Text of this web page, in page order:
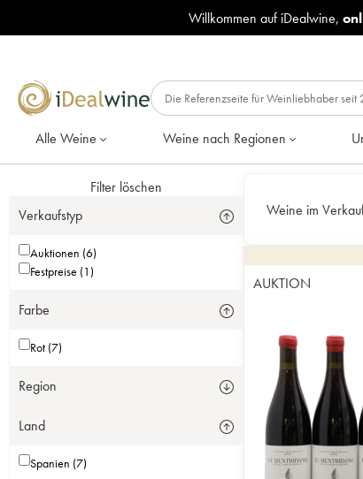
Willkommen auf iDealwine,
Alle Weine Weine nach Regionen
Filter löschen
Verkaufstyp
Auktionen (6)
Festpreise (1)
Farbe
Rot (7)
Region
Land
Spanien (7)
Weine im
AUKTION